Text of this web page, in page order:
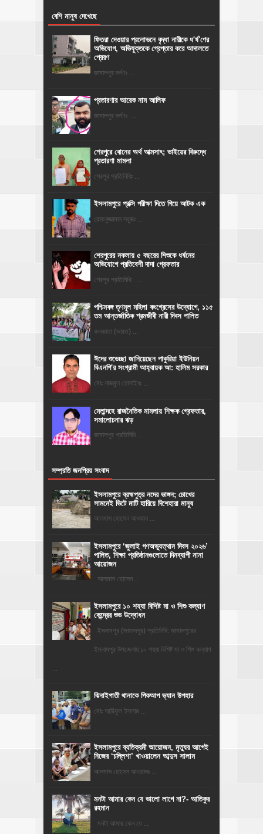
বেশি মানুষ দেখেছে
ফিতরা দেওয়ার প্রলোভনে বৃদ্ধা নারীকে ধ'র্ষ'ণের
অভিযোগ, অভিযুক্তকে গ্রেপ্তার করে আদালতে
প্রেরণ
জামালপুর দর্পণঃ ...
প্রতারণার আরেক নাম আলিফ
জামালপুর দর্পণঃ ...
শেরপুরে বোনের অর্থ আত্মসাৎ; ভাইয়ের বিরুদ্ধে
প্রতারণা মামলা
শেরপুর প্রতিনিধিঃ ...
ইসলামপুরে প্রক্সি পরীক্ষা দিতে গিয়ে আটক এক
রোকনুজ্জামান সবুজঃ ...
শেরপুরের নকলায় ৫ বছরের শিশুকে ধর্ষনের
অভিযোগে প্রতিবেশী দাদা গ্রেফতার
শেরপুর প্রতিনিধি: ...
পশ্চিমবঙ্গ তৃণমূল মহিলা কংগ্রেসের উদ্যোগে, ১১৫
তম আন্তর্জাতিক শ্রমজীবী নারী দিবস পালিত
কলকাতা (ভারত) ...
ঈদের শুভেচ্ছা জানিয়েছেন পাকুরিয়া ইউনিয়ন
বিএনপি'র সংগ্রামী আহ্বায়ক আ: হালিম সরকার
মোঃ নাজমুল হোসাইনঃ ...
মেলান্দহে রাজনৈতিক মামলায় শিক্ষক গ্রেফতার,
সমালোচনার ঝড়
জামালপুর প্রতিনিধি ...
সম্প্রতি জনপ্রিয় সংবাদ
ইসলামপুরে ব্রহ্মপুত্র নদের ভাঙ্গন; চোখের
সামনেই ভিটে মাটি হারিয়ে দিশেহারা মানুষ
আলমাস হোসেন আওয়াল ...
‎ইসলামপুরে ‘জুলাই গণঅভ্যুত্থান দিবস ২০২৬’
পালিত, শিক্ষা প্রতিষ্ঠানগুলোতে দিনব্যাপী নানা
আয়োজন
‎​আলমাস হোসেন ...
ইসলামপুরে ১০ শয্যা বিশিষ্ট মা ও শিশু কল্যাণ
কেন্দ্রের শুভ উদ্বোধন
ইসলামপুর (জামালপুর) প্রতিনিধি: জামালপুরের
ইসলামপুর উপজেলায় ১০ শয্যা বিশিষ্ট মা ও শিশু কল্যাণ
...
ঝিনাইগাতী থানাকে পিকআপ ভ্যান উপহার
মোঃ আরিফুল ইসলাম ...
‎ইসলামপুরে ব্যতিক্রমী আয়োজন, মৃত্যুর আগেই
নিজের ‘চল্লিশা’ খাওয়ালেন আব্দুস সালাম
আলমাস হোসেন আওয়ালঃ ...
মনটা আমার কেন যে ভালো লাগে না?- আতিকুর
রহমান
মনটা আমার কেন যে ...